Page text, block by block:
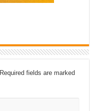
Required fields are marked